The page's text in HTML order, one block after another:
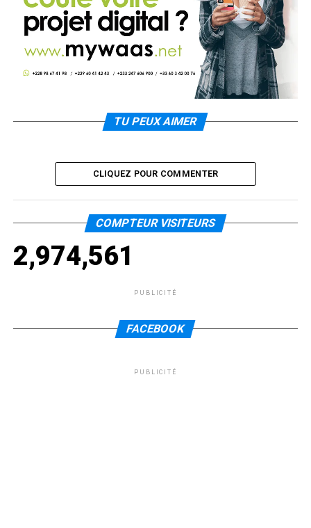
TU PEUX AIMER
CLIQUEZ POUR COMMENTER
COMPTEUR VISITEURS
2,974,561
PUBLICITÉ
FACEBOOK
PUBLICITÉ